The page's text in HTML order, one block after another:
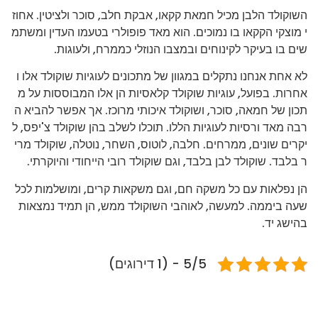
השוקולד הלבן מכיל חמאת קקאו, אבקת חלב, סוכר ולציטין. אחוז
י מוצקי הקקאו בו נמוכים. הוא מאד פופולרי בטעמו העדין ומשתמ
שים בו בעיקר לקינוחים ובמצבו הנוזלי כממרח, ולעוגות.
לא אחת אנחנו נתקלים במגוון של מתכונים לעוגיות שוקולד אלו ו
אחרות. בפועל, עוגיות שוקולד קלאסיות הן אלו המבוססות על מ
תכון של חמאה, סוכר, ושוקולד איכותי מרוכז. אך אפשר להביא ה
רבה מאד ורסיות לעוגיות הללו. תוכלו לשלב בהן שוקולד צ'יפס, ל
יקרים שונים, ממרחים. חלבה, לוטוס, השחר, נוטלה, שוקולד מרי
ר בלבד. שוקולד לבן בלבד, וגם שוקולד רובי הייחודי והיוקרתי.
הן נפלאות עם כל משקה חם, וגם משקאות קרים, ומושלמות לכל
שעה ביממה. למעשה, לאוהבי השוקולד ממש, הן תמיד נמצאות
בהישג יד.
5/5 - (1 דירוגים)